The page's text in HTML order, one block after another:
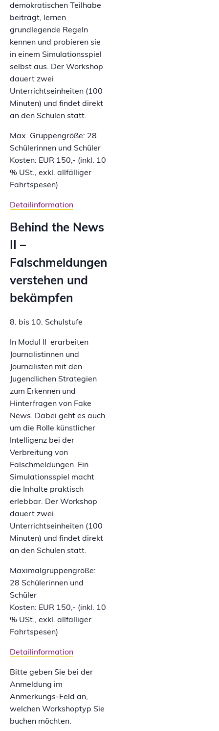
demokratischen Teilhabe
beiträgt, lernen
grundlegende Regeln
kennen und probieren sie
in einem Simulationsspiel
selbst aus. Der Workshop
dauert zwei
Unterrichtseinheiten (100
Minuten) und findet direkt
an den Schulen statt.
Max. Gruppengröße: 28
Schülerinnen und Schüler
Kosten: EUR 150,- (inkl. 10
% USt., exkl. allfälliger
Fahrtspesen)
Detailinformation
Behind the News
II –
Falschmeldungen
verstehen und
bekämpfen
8. bis 10. Schulstufe
In Modul II erarbeiten
Journalistinnen und
Journalisten mit den
Jugendlichen Strategien
zum Erkennen und
Hinterfragen von Fake
News. Dabei geht es auch
um die Rolle künstlicher
Intelligenz bei der
Verbreitung von
Falschmeldungen. Ein
Simulationsspiel macht
die Inhalte praktisch
erlebbar. Der Workshop
dauert zwei
Unterrichtseinheiten (100
Minuten) und findet direkt
an den Schulen statt.
Maximalgruppengröße:
28 Schülerinnen und
Schüler
Kosten: EUR 150,- (inkl. 10
% USt., exkl. allfälliger
Fahrtspesen)
Detailinformation
Bitte geben Sie bei der
Anmeldung im
Anmerkungs-Feld an,
welchen Workshoptyp Sie
buchen möchten.